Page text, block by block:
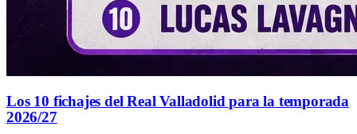
Los 10 fichajes del Real Valladolid para la temporada
2026/27